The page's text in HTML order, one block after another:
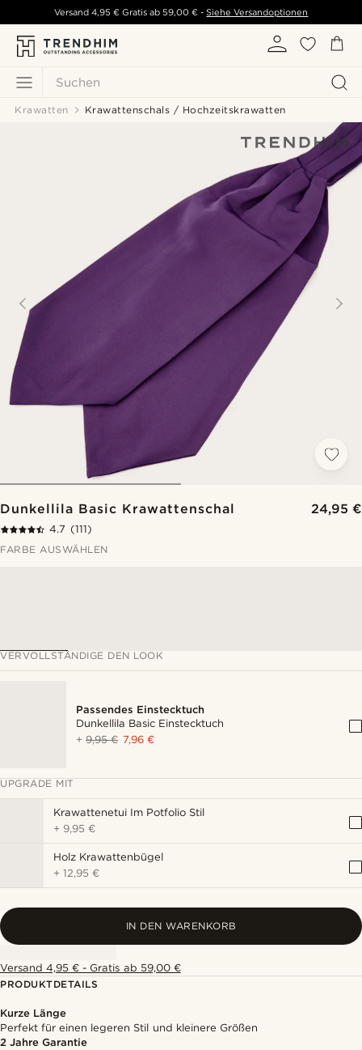
Suchen
Versand 4,95 € Gratis ab59,00 € - Siehe Versandoptionen
Krawatten Krawattenschals / Hochzeitskrawatten
Dunkellila Basic Krawattenschal 24,95 €
4.7 (111)
FARBE AUSWÄHLEN
VERVOLLSTÄNDIGE DEN LOOK
Passendes Einstecktuch
Dunkellila Basic Einstecktuch
+9,95 € 7,96 €
UPGRADE MIT
Krawattenetui Im Potfolio Stil
+ 9,95 €
Holz Krawattenbügel
+12,95 €
IN DEN WARENKORB
Versand 4,95 € - Gratis ab 59,00 €
PRODUKTDETAILS
Kurze Länge
Perfekt für einen legeren Stil und kleinere Größen
2 Jahre Garantie